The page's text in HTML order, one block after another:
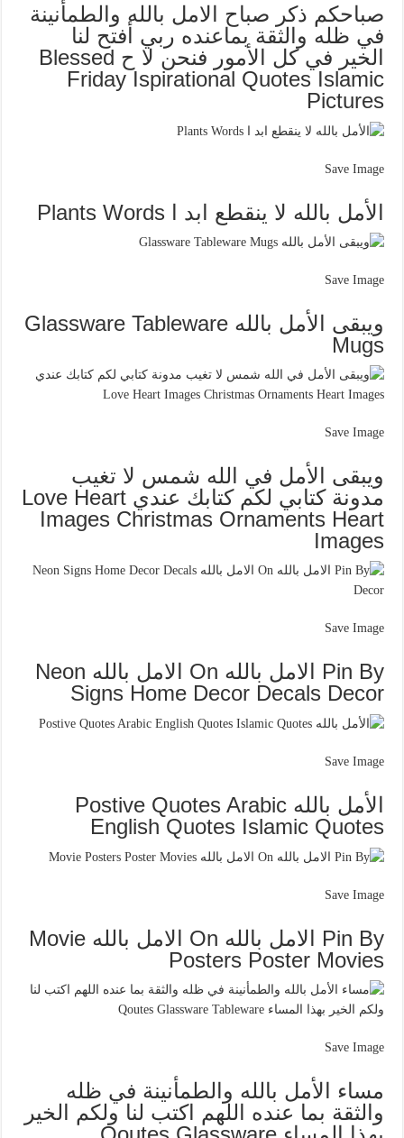
صباحكم ذكر صباح الامل بالله والطمأنينة
في ظله والثقة بماعنده ربي أفتح لنا
الخير في كل الأمور فنحن لا ح Blessed
Friday Ispirational Quotes Islamic
Pictures
Save Image
الأمل بالله لا ينقطع ابد ا Plants Words
Save Image
ويبقى الأمل بالله Glassware Tableware
Mugs
Save Image
ويبقى الأمل في الله شمس لا تغيب
مدونة كتابي لكم كتابك عندي Love Heart
Images Christmas Ornaments Heart
Images
Save Image
Pin By الامل بالله On الامل بالله Neon
Signs Home Decor Decals Decor
Save Image
الأمل بالله Postive Quotes Arabic
English Quotes Islamic Quotes
Save Image
Pin By الامل بالله On الامل بالله Movie
Posters Poster Movies
Save Image
مساء الأمل بالله والطمأنينة في ظله
والثقة بما عنده اللهم اكتب لنا ولكم الخير